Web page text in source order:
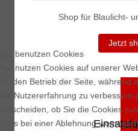
Shop für Blaulicht-
Jetzt
Wir benutzen Cookies
Wir nutzen Cookies auf unserer
für den Betrieb der Seite,
die Nutzererfahrung zu
entscheiden, ob Sie die Cookies
dass bei einer Ablehnung